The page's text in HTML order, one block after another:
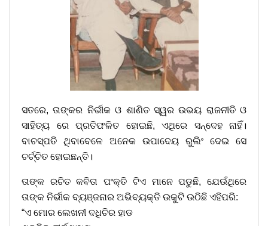
ସତରେ, ତାଙ୍କର ନିର୍ଭୀକ ଓ ଶାଣିତ ସ୍ୱର ଉଭୟ ରାଜନୀତି ଓ
ସାହିତ୍ୟ ରେ ପ୍ରତିଫଳିତ ହୋଇଛି, ଏଥିରେ ସନ୍ଦେହ ନାହିଁ।
ବାଚସ୍ପତି ଥିବାବେଳେ ଅନେକ ଉପାଦେୟ ରୁଲିଂ ଦେଇ ସେ
ଚର୍ଚ୍ଚିତ ହୋଇଛନ୍ତି।
ତାଙ୍କ ରଚିତ କବିତା ପଂକ୍ତି ଟିଏ ମାନେ ପଡୁଛି, ଯେଉଁଥିରେ
ତାଙ୍କ ନିର୍ଭୀକ ବ୍ୟଞ୍ଜନାର ଅଭିବ୍ୟକ୍ତି ଉକୁଟି ଉଠିଛି ଏହିପରି:
“ଏ ମୋର ଲେଖନୀ ଦଧିଚିର ହାଡ